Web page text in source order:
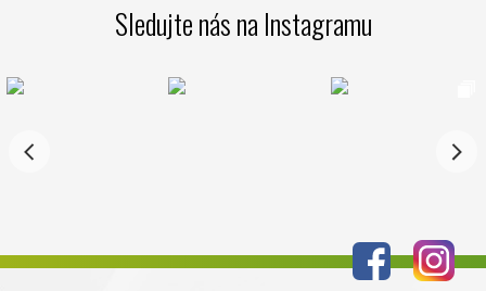
Sledujte nás na Instagramu